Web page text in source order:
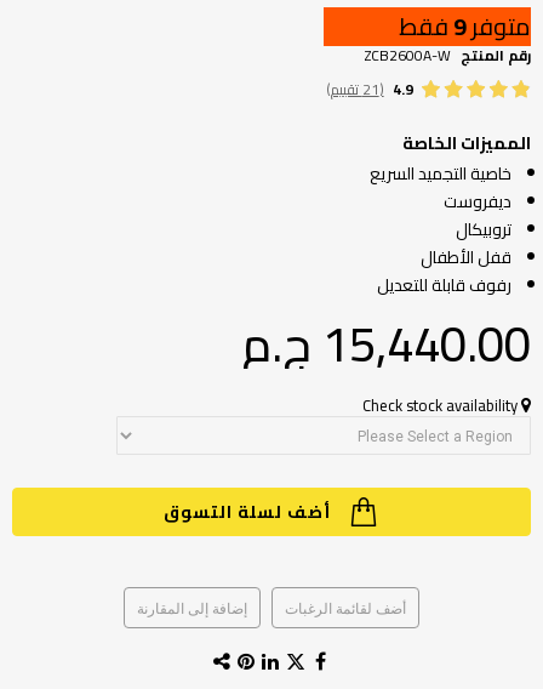
الصور
متوفر9فقط
رقم المنتج ZCB2600A-W
4.9 (21 تقييم)
المميزات الخاصة
خاصية التجميد السريع
ديفروست
تروبيكال
قفل الأطفال
رفوف قابلة للتعديل
15,440.00 ج.م‏
Check stock availability
أضف لسلة التسوق
أضف لقائمة الرغبات إضافة إلى المقارنة